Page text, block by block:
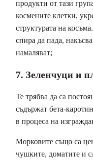
продукти от тази
космените клетки,
структурата на
спира да пада,
намаляват;
7. Зеленчуци и
Те трябва да са
съдържат бета-
в процеса на
Морковите също са
чушките, доматите и